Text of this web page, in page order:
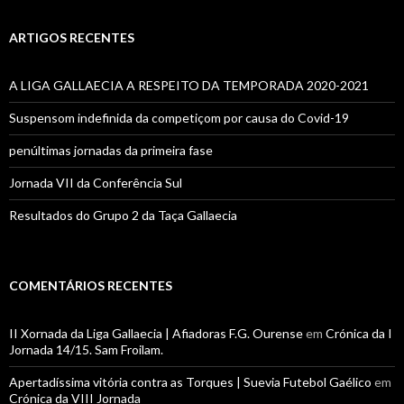
ARTIGOS RECENTES
A LIGA GALLAECIA A RESPEITO DA TEMPORADA 2020-2021
Suspensom indefinida da competiçom por causa do Covid-19
penúltimas jornadas da primeira fase
Jornada VII da Conferência Sul
Resultados do Grupo 2 da Taça Gallaecia
COMENTÁRIOS RECENTES
II Xornada da Liga Gallaecia | Afiadoras F.G. Ourenseem Crónica da I
Jornada 14/15. Sam Froilam.
Apertadíssima vitória contra as Torques | Suevia Futebol Gaélico em
Crónica da VIII Jornada